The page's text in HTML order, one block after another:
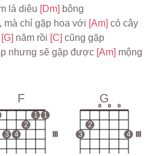
lá diêu [Dm] bông
mà chỉ gặp hoa với [Am] cỏ cây
[G] năm rồi [C] cũng gặp
nhưng sẽ gặp được [Am] mộng
F
3 4
2
1 1
G
3
2
o o o
4